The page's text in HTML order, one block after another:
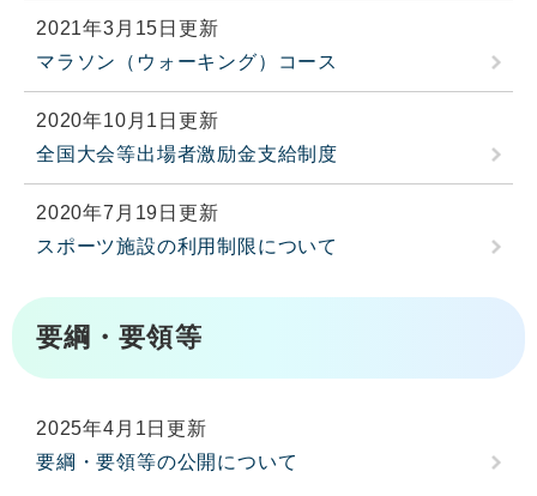
2021年3月15日更新
マラソン（ウォーキング）コース
2020年10月1日更新
全国大会等出場者激励金支給制度
2020年7月19日更新
スポーツ施設の利用制限について
要綱・要領等
2025年4月1日更新
要綱・要領等の公開について